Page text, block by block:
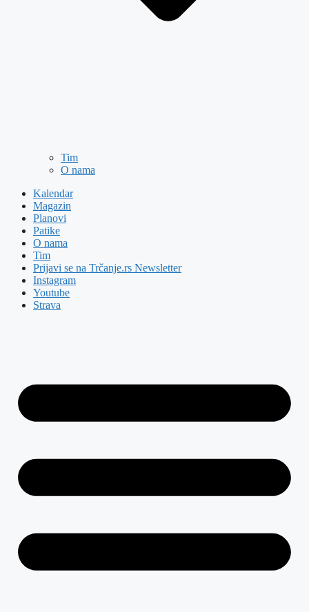
Tim
O nama
Kalendar
Magazin
Planovi
Patike
O nama
Tim
Prijavi se na Trčanje.rs Newsletter
Instagram
Youtube
Strava